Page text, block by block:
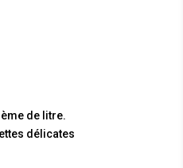
de litre.
délicates